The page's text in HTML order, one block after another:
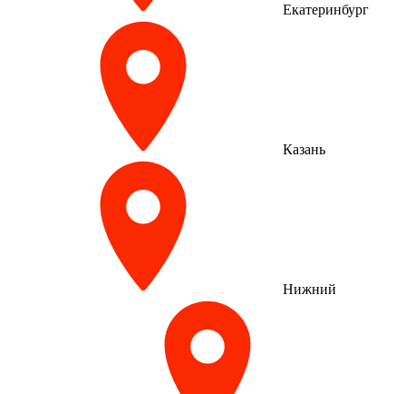
Екатеринбург
Казань
Нижний